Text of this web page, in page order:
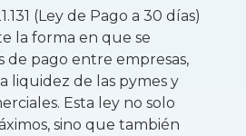
(Ley de Pago a 30 días)
la forma en que se
de pago entre empresas,
liquidez de las pymes y
Esta ley no solo
sino que también